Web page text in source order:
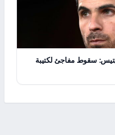
سقوط مفاجئ لكتيبة